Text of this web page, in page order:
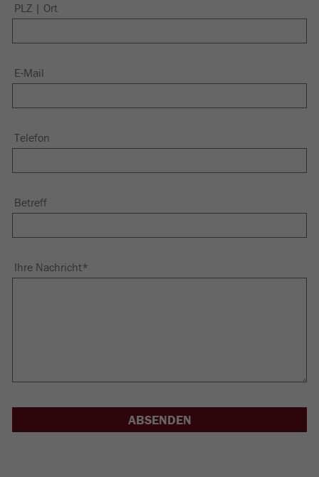
PLZ | Ort
E-Mail
Telefon
Betreff
Ihre Nachricht*